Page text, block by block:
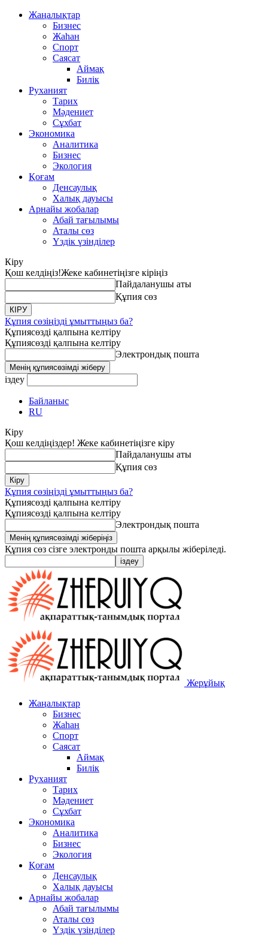
Жаңалықтар
Бизнес
Жаһан
Спорт
Саясат
Аймақ
Билік
Руханият
Тарих
Мәдениет
Сұхбат
Экономика
Аналитика
Бизнес
Экология
Қоғам
Денсаулық
Халық дауысы
Арнайы жобалар
Абай тағылымы
Аталы сөз
Үздік үзінділер
Кіру
Қош келдіңіз!Жеке кабинетіңізге кіріңіз
Пайдаланушы аты
Құпия сөз
Құпия сөзіңізді ұмыттыңыз ба?
Құпиясөзді қалпына келтіру
Құпиясөзді қалпына келтіру
Электрондық пошта
іздеу
Байланыс
RU
Кіру
Қош келдіңіздер! Жеке кабинетіңізге кіру
Пайдаланушы аты
Құпия сөз
Құпия сөзіңізді ұмыттыңыз ба?
Құпиясөзді қалпына келтіру
Құпиясөзді қалпына келтіру
Электрондық пошта
Құпия сөз сізге электронды пошта арқылы жіберіледі.
Жерұйық
Жаңалықтар
Бизнес
Жаһан
Спорт
Саясат
Аймақ
Билік
Руханият
Тарих
Мәдениет
Сұхбат
Экономика
Аналитика
Бизнес
Экология
Қоғам
Денсаулық
Халық дауысы
Арнайы жобалар
Абай тағылымы
Аталы сөз
Үздік үзінділер